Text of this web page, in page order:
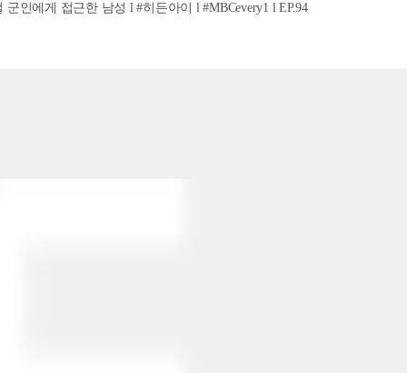
인에게 접근한 남성 l #히든아이 l #MBCevery1 l EP.94